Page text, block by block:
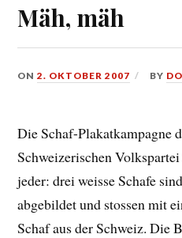
Mäh, mäh
ON2. OKTOBER 2007 BY
Die Schaf-Plakatkampagne
Schweizerischen
jeder: drei weisse Schafe
abgebildet und stossen mit
Schaf aus der Schweiz.Die